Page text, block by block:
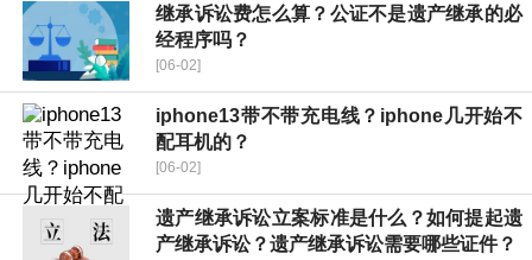
继承诉讼费怎么算？公证不是遗产继承的必
经程序吗？
[06-02]
iphone13带不带充电线？iphone几开始不
配耳机的？
[06-02]
遗产继承诉讼立案标准是什么？如何提起遗
产继承诉讼？遗产继承诉讼需要哪些证件？